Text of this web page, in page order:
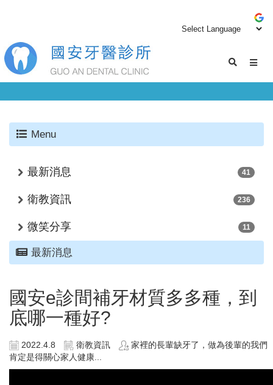
Menu
最新消息 41
衛教資訊 236
微笑分享 11
最新消息
國安e診間補牙材質多多種，到
底哪一種好?
2022.4.8 衛教資訊
家裡的長輩缺牙了，做為後輩的我們
肯定是得關心家人健康...